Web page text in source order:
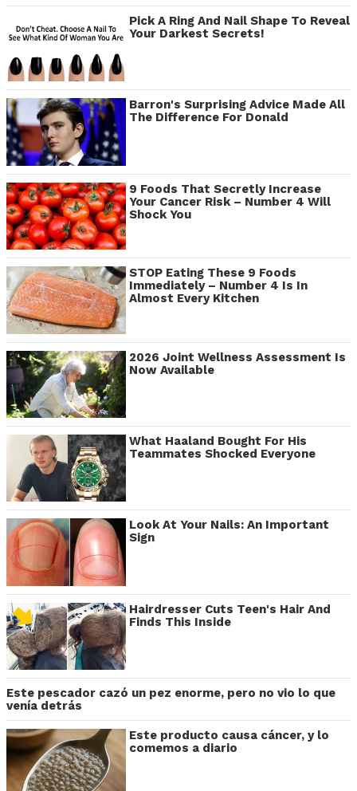
Pick A Ring And Nail Shape To Reveal
Your Darkest Secrets!
Barron's Surprising Advice Made All
The Difference For Donald
9 Foods That Secretly Increase
Your Cancer Risk – Number 4 Will
Shock You
STOP Eating These 9 Foods
Immediately – Number 4 Is In
Almost Every Kitchen
2026 Joint Wellness Assessment Is
Now Available
What Haaland Bought For His
Teammates Shocked Everyone
Look At Your Nails: An Important
Sign
Hairdresser Cuts Teen's Hair And
Finds This Inside
Este pescador cazó un pez enorme, pero no vio lo que
venía detrás
Este producto causa cáncer, y lo
comemos a diario